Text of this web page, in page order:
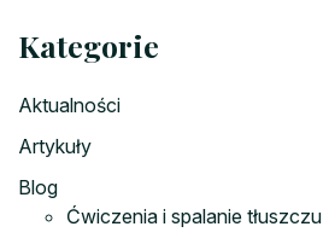
Kategorie
Aktualności
Artykuły
Blog
Ćwiczenia i spalanie tłuszczu